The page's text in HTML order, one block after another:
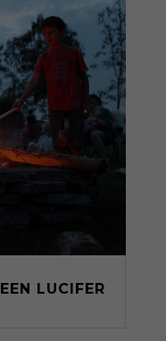
LUCIFER